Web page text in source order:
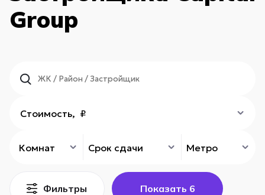
Group
Комнат
Стоимость, ₽
Срок сдачи Метро
Фильтры Показать 6